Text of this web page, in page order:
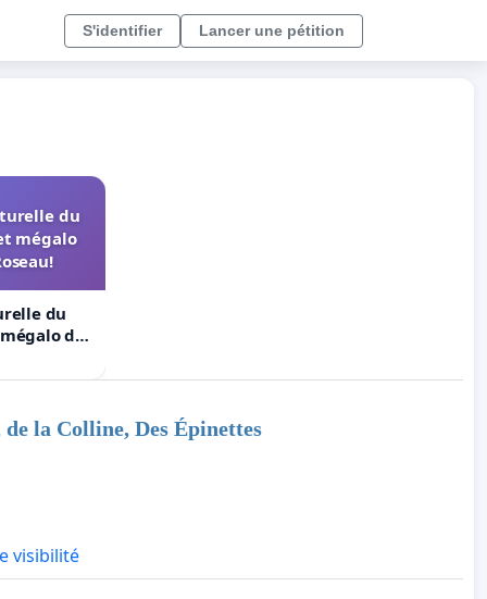
S'identifier Lancer une pétition
du
mégalo
du
du
la Colline, Des Épinettes
visibilité